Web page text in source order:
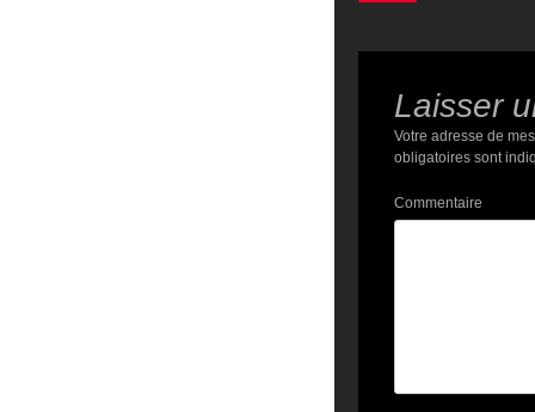
Laisser
Votre adresse de
obligatoires sont
Commentaire